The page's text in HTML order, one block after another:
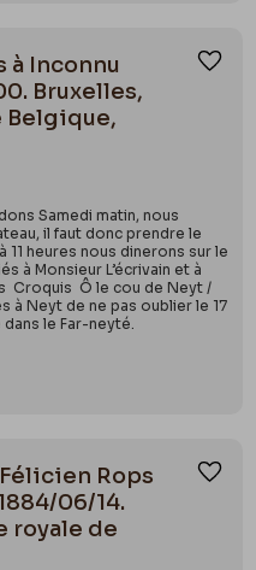
à Inconnu
Bruxelles,
Belgique,
Samedi matin, nous
il faut donc prendre le
heures nous dinerons sur le
à Monsieur L’écrivain et à
Croquis Ô le cou de Neyt /
à Neyt de ne pas oublier le 17
le Far-neyté.
Rops
06/14.
royale de